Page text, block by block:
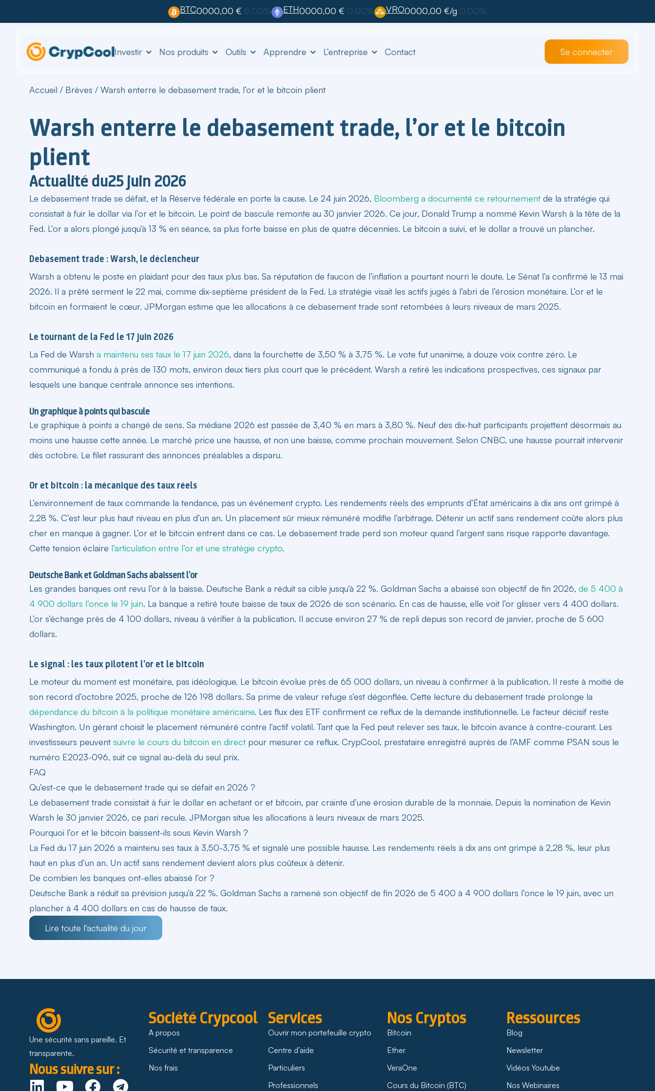
BTC0000,00 € 0,00% ETH0000,00 € 0,00% VRO0000,00 €/g 0,00%
Investir Nos produits Outils Apprendre L’entreprise Contact Se connecter
Accueil / Brèves / Warsh enterre le debasement trade, l’or et le bitcoin plient
Warsh enterre le debasement trade, l’or et le bitcoin
plient
Actualité du25 juin 2026
Le debasement trade se défait, et la Réserve fédérale en porte la cause. Le 24 juin 2026, Bloomberg a documenté ce retournement de la stratégie qui
consistait à fuir le dollar via l’or et le bitcoin. Le point de bascule remonte au 30 janvier 2026. Ce jour, Donald Trump a nommé Kevin Warsh à la tête de la
Fed. L’or a alors plongé jusqu’à 13 % en séance, sa plus forte baisse en plus de quatre décennies. Le bitcoin a suivi, et le dollar a trouvé un plancher.
Debasement trade : Warsh, le déclencheur
Warsh a obtenu le poste en plaidant pour des taux plus bas. Sa réputation de faucon de l’inflation a pourtant nourri le doute. Le Sénat l’a confirmé le 13 mai
2026. Il a prêté serment le 22 mai, comme dix-septième président de la Fed. La stratégie visait les actifs jugés à l’abri de l’érosion monétaire. L’or et le
bitcoin en formaient le cœur. JPMorgan estime que les allocations à ce debasement trade sont retombées à leurs niveaux de mars 2025.
Le tournant de la Fed le 17 juin 2026
La Fed de Warsh a maintenu ses taux le 17 juin 2026, dans la fourchette de 3,50 % à 3,75 %. Le vote fut unanime, à douze voix contre zéro. Le
communiqué a fondu à près de 130 mots, environ deux tiers plus court que le précédent. Warsh a retiré les indications prospectives, ces signaux par
lesquels une banque centrale annonce ses intentions.
Un graphique à points qui bascule
Le graphique à points a changé de sens. Sa médiane 2026 est passée de 3,40 % en mars à 3,80 %. Neuf des dix-huit participants projettent désormais au
moins une hausse cette année. Le marché price une hausse, et non une baisse, comme prochain mouvement. Selon CNBC, une hausse pourrait intervenir
dès octobre. Le filet rassurant des annonces préalables a disparu.
Or et bitcoin : la mécanique des taux réels
L’environnement de taux commande la tendance, pas un événement crypto. Les rendements réels des emprunts d’État américains à dix ans ont grimpé à
2,28 %. C’est leur plus haut niveau en plus d’un an. Un placement sûr mieux rémunéré modifie l’arbitrage. Détenir un actif sans rendement coûte alors plus
cher en manque à gagner. L’or et le bitcoin entrent dans ce cas. Le debasement trade perd son moteur quand l’argent sans risque rapporte davantage.
Cette tension éclaire l’articulation entre l’or et une stratégie crypto.
Deutsche Bank et Goldman Sachs abaissent l’or
Les grandes banques ont revu l’or à la baisse. Deutsche Bank a réduit sa cible jusqu’à 22 %. Goldman Sachs a abaissé son objectif de fin 2026, de 5 400 à
4 900 dollars l’once le 19 juin. La banque a retiré toute baisse de taux de 2026 de son scénario. En cas de hausse, elle voit l’or glisser vers 4 400 dollars.
L’or s’échange près de 4 100 dollars, niveau à vérifier à la publication. Il accuse environ 27 % de repli depuis son record de janvier, proche de 5 600
dollars.
Le signal : les taux pilotent l’or et le bitcoin
Le moteur du moment est monétaire, pas idéologique. Le bitcoin évolue près de 65 000 dollars, un niveau à confirmer à la publication. Il reste à moitié de
son record d’octobre 2025, proche de 126 198 dollars. Sa prime de valeur refuge s’est dégonflée. Cette lecture du debasement trade prolonge la
dépendance du bitcoin à la politique monétaire américaine. Les flux des ETF confirment ce reflux de la demande institutionnelle. Le facteur décisif reste
Washington. Un gérant choisit le placement rémunéré contre l’actif volatil. Tant que la Fed peut relever ses taux, le bitcoin avance à contre-courant. Les
investisseurs peuvent suivre le cours du bitcoin en direct pour mesurer ce reflux. CrypCool, prestataire enregistré auprès de l’AMF comme PSAN sous le
numéro E2023-096, suit ce signal au-delà du seul prix.
FAQ
Qu’est-ce que le debasement trade qui se défait en 2026 ?
Le debasement trade consistait à fuir le dollar en achetant or et bitcoin, par crainte d’une érosion durable de la monnaie. Depuis la nomination de Kevin
Warsh le 30 janvier 2026, ce pari recule. JPMorgan situe les allocations à leurs niveaux de mars 2025.
Pourquoi l’or et le bitcoin baissent-ils sous Kevin Warsh ?
La Fed du 17 juin 2026 a maintenu ses taux à 3,50-3,75 % et signalé une possible hausse. Les rendements réels à dix ans ont grimpé à 2,28 %, leur plus
haut en plus d’un an. Un actif sans rendement devient alors plus coûteux à détenir.
De combien les banques ont-elles abaissé l’or ?
Deutsche Bank a réduit sa prévision jusqu’à 22 %. Goldman Sachs a ramené son objectif de fin 2026 de 5 400 à 4 900 dollars l’once le 19 juin, avec un
plancher à 4 400 dollars en cas de hausse de taux.
Lire toute l'actualité du jour
Une sécurité sans pareille. Et
transparente.
Nous suivre sur :
Société Crypcool
A propos
Sécurité et transparence
Nos frais
Services
Ouvrir mon portefeuille crypto
Centre d’aide
Particuliers
Professionnels
Nos Cryptos
Bitcoin
Ether
VeraOne
Cours du Bitcoin (BTC)
Ressources
Blog
Newsletter
Vidéos Youtube
Nos Webinaires